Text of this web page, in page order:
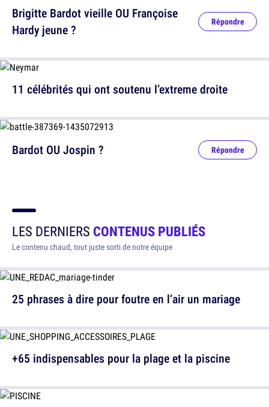
11 célébrités qui ont soutenu l’extreme droite
Brigitte Bardot vieille OU Françoise
Hardy jeune ?
Répondre
Bardot OU Jospin ? Répondre
LES DERNIERS CONTENUS PUBLIÉS
Le contenu chaud, tout juste sorti de notre équipe
25 phrases à dire pour foutre en l’air un mariage
+65 indispensables pour la plage et la piscine